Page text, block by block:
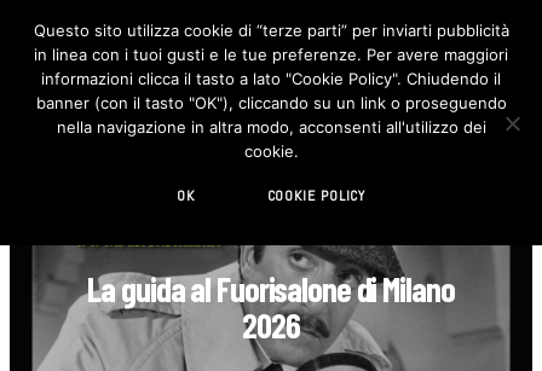
F
c
e
b
o
I
n
s
t
La guida al Fuorisalone di Milano
2026
Questo sito utilizza cookie di “terze parti” per inviarti pubblicità
in linea con i tuoi gusti e le tue preferenze. Per avere maggiori
informazioni clicca il tasto a lato "Cookie Policy". Chiudendo il
banner (con il tasto "OK"), cliccando su un link o proseguendo
nella navigazione in altra modo, acconsenti all'utilizzo dei
cookie.
OK COOKIE POLICY